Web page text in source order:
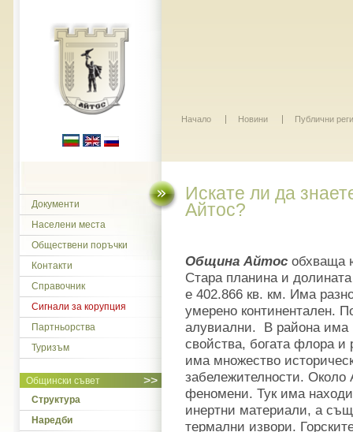
Документи
Населени места
Обществени поръчки
Контакти
Справочник
Сигнали за корупция
Партньорства
Туризъм
>>
Общински съвет
Структура
Наредби
Начало Новини Публични
Искате ли да
Айтос?
Община Айтос обхваща
Стара планина и
е 402.866 кв. км. Има
умерено континентален.
алувиални. В района има
свойства, богата флора
има множество
забележителности.
феномени. Тук има
инертни материали, а
термални извори.